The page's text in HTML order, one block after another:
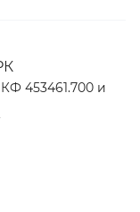
453461.700 и